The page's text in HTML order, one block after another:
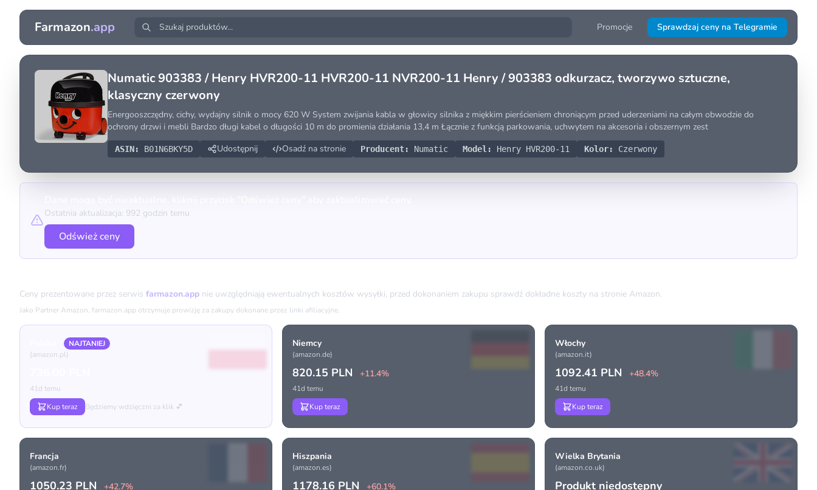
Farmazon.app Promocje Sprawdzaj ceny na Telegramie
Numatic 903383 / Henry HVR200-11 HVR200-11 NVR200-11 Henry / 903383 odkurzacz, tworzywo sztuczne,
klasyczny czerwony
Energooszczędny, cichy, wydajny silnik o mocy 620 W System zwijania kabla w głowicy silnika z miękkim pierścieniem chroniącym przed uderzeniami na całym obwodzie do
ochrony drzwi i mebli Bardzo długi kabel o długości 10 m do promienia działania 13,4 m Łącznie z funkcją parkowania, uchwytem na akcesoria i obszernym zest
ASIN: B01N6BKY5D Udostępnij Osadź na stronie Producent: Numatic Model: Henry HVR200-11 Kolor: Czerwony
Ostatnia aktualizacja: 992 godzin temu
Odśwież ceny
Ceny prezentowane przez serwis farmazon.app nie uwzględniają ewentualnych kosztów wysyłki, przed dokonaniem zakupu sprawdź dokładne koszty na stronie Amazon.
Jako Partner Amazon, farmazon.app otrzymuje prowizję za zakupy dokonane przez linki afiliacyjne.
NAJTANIEJ
(amazon.pl)
41d temu
Kup teraz
Będziemy wdzięczni za klik 💕
Niemcy
(amazon.de)
820.15 PLN +11.4%
41d temu
Kup teraz
Włochy
(amazon.it)
1092.41 PLN +48.4%
41d temu
Kup teraz
Francja
(amazon.fr)
1050.23 PLN +42.7%
Hiszpania
(amazon.es)
1178.16 PLN +60.1%
Wielka Brytania
(amazon.co.uk)
Produkt niedostępny